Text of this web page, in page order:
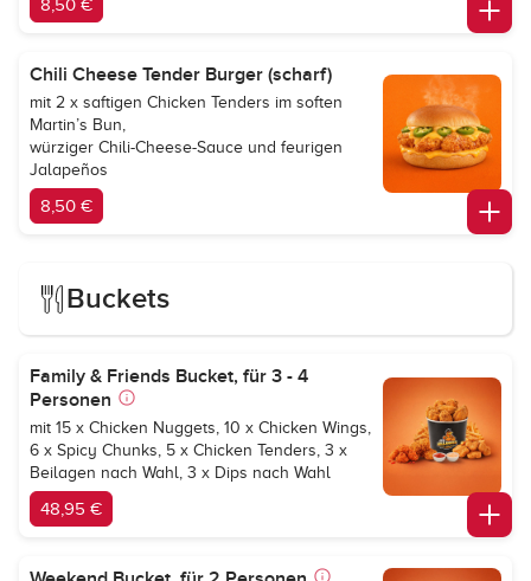
8,50 €
Chili Cheese Tender Burger (scharf)
mit 2 x saftigen Chicken Tenders im soften
Martin’s Bun,
würziger Chili-Cheese-Sauce und feurigen
Jalapeños
8,50 €
Buckets
Family & Friends Bucket, für 3 - 4
Personen
mit 15 x Chicken Nuggets, 10 x Chicken Wings,
6 x Spicy Chunks, 5 x Chicken Tenders, 3 x
Beilagen nach Wahl, 3 x Dips nach Wahl
48,95 €